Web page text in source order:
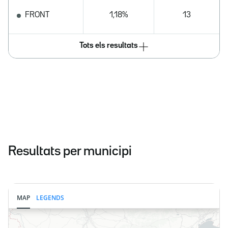
FRONT 1,18% 13
Tots els resultats
Resultats per municipi